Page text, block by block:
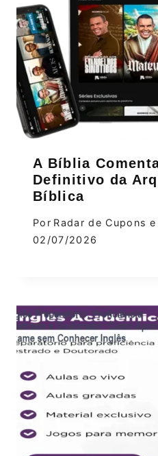
A Bíblia
Definitivo da
Bíblica
Por Radar de Cupons
02/07/2026